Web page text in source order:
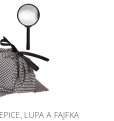
LUPA A FAJFKA